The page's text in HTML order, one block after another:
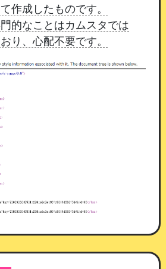
に追加 ：「○○さんの出勤情報
た」
て、2通の通知が届くことは
ページコンポーネントの設定
お知らせする」の ON / OFF
を追加いたしました。
しない：初期設定は「通知す
〜 20:00 より選択（初期設定
作成したものです。
的なことはカムスタでは
り、心配不要です。